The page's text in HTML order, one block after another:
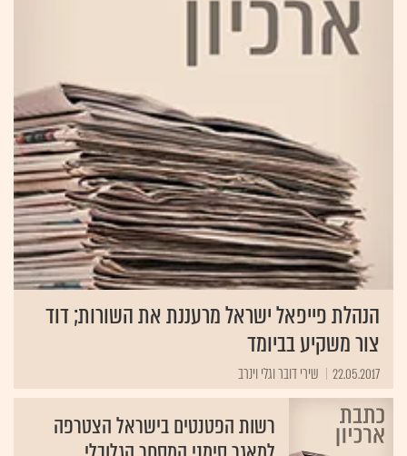
הנהלת פייפאל ישראל מרעננת את השורות; דוד
צור משקיע בביומד
22.05.2017 שירי דובר וגלי וינרב
רשות הפטנטים בישראל הצטרפה